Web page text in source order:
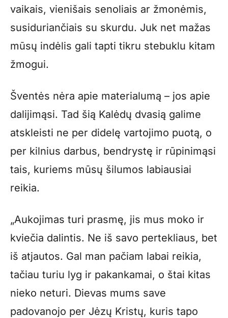
vaikais, vienišais senoliais ar žmonėmis,
susiduriančiais su skurdu. Juk net mažas
mūsų indėlis gali tapti tikru stebuklu kitam
žmogui.
Šventės nėra apie materialumą – jos apie
dalijimąsi. Tad šią Kalėdų dvasią galime
atskleisti ne per didelę vartojimo puotą, o
per kilnius darbus, bendrystę ir rūpinimąsi
tais, kuriems mūsų šilumos labiausiai
reikia.
„Aukojimas turi prasmę, jis mus moko ir
kviečia dalintis. Ne iš savo pertekliaus, bet
iš atjautos. Gal man pačiam labai reikia,
tačiau turiu lyg ir pakankamai, o štai kitas
nieko neturi. Dievas mums save
padovanojo per Jėzų Kristų, kuris tapo